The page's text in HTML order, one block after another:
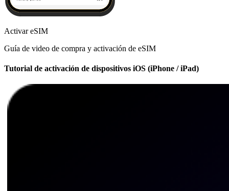
Activar eSIM
Guía de video de compra y activación de eSIM
Tutorial de activación de dispositivos iOS (iPhone / iPad)